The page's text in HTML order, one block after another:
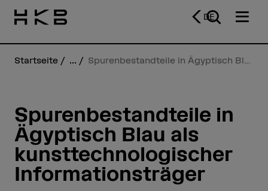
DE
Startseite ...
Spurenbestandteile in
Ägyptisch Blau als
kunsttechnologischer
Informationsträger